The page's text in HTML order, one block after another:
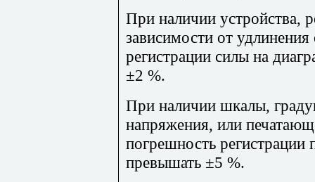
При наличии устройства,
зависимости от
регистрации силы на
±2 %.
При наличии шкалы,
напряжения, или
погрешность регистрации
превышать ±5 %.